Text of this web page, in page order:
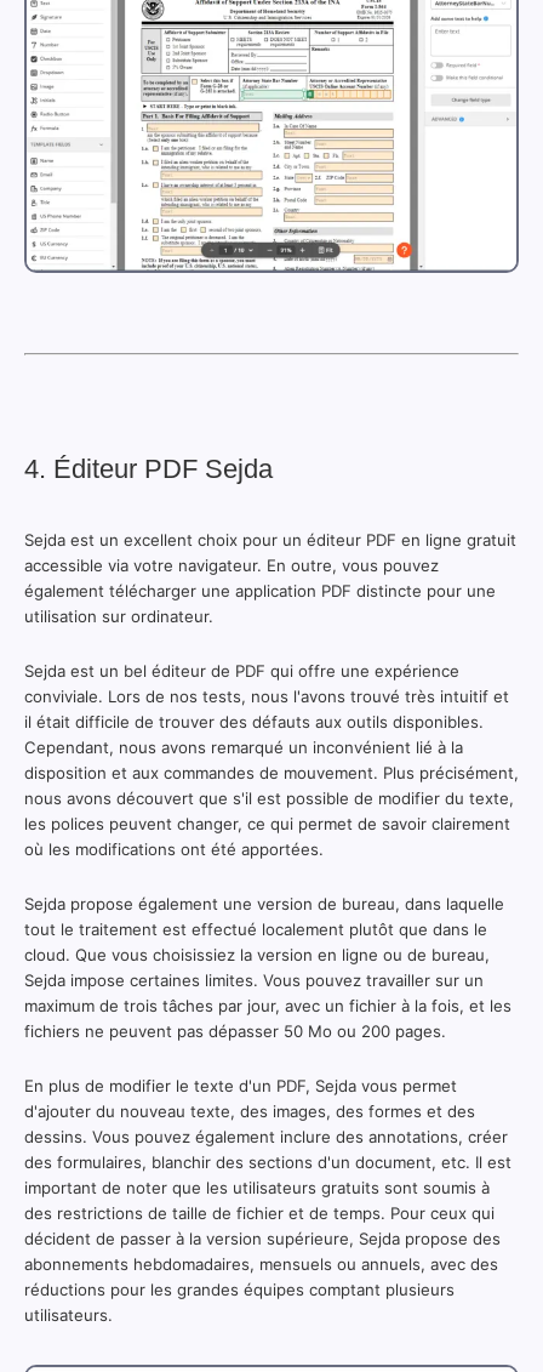
4. Éditeur PDF Sejda
Sejda est un excellent choix pour un éditeur PDF en ligne gratuit
accessible via votre navigateur. En outre, vous pouvez
également télécharger une application PDF distincte pour une
utilisation sur ordinateur.
Sejda est un bel éditeur de PDF qui offre une expérience
conviviale. Lors de nos tests, nous l'avons trouvé très intuitif et
il était difficile de trouver des défauts aux outils disponibles.
Cependant, nous avons remarqué un inconvénient lié à la
disposition et aux commandes de mouvement. Plus précisément,
nous avons découvert que s'il est possible de modifier du texte,
les polices peuvent changer, ce qui permet de savoir clairement
où les modifications ont été apportées.
Sejda propose également une version de bureau, dans laquelle
tout le traitement est effectué localement plutôt que dans le
cloud. Que vous choisissiez la version en ligne ou de bureau,
Sejda impose certaines limites. Vous pouvez travailler sur un
maximum de trois tâches par jour, avec un fichier à la fois, et les
fichiers ne peuvent pas dépasser 50 Mo ou 200 pages.
En plus de modifier le texte d'un PDF, Sejda vous permet
d'ajouter du nouveau texte, des images, des formes et des
dessins. Vous pouvez également inclure des annotations, créer
des formulaires, blanchir des sections d'un document, etc. Il est
important de noter que les utilisateurs gratuits sont soumis à
des restrictions de taille de fichier et de temps. Pour ceux qui
décident de passer à la version supérieure, Sejda propose des
abonnements hebdomadaires, mensuels ou annuels, avec des
réductions pour les grandes équipes comptant plusieurs
utilisateurs.